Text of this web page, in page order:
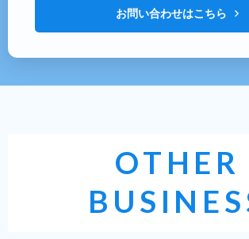
お問い合わせはこちら
OTHER